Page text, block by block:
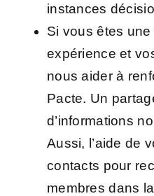
instances
Si vous êtes une
expérience et
nous aider à
Pacte. Un
d’informations
Aussi, l’aide de
contacts pour
membres dans